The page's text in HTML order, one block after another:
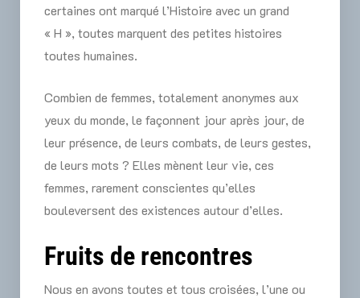
certaines ont marqué l’Histoire avec un grand
« H », toutes marquent des petites histoires
toutes humaines.
Combien de femmes, totalement anonymes aux
yeux du monde, le façonnent jour après jour, de
leur présence, de leurs combats, de leurs gestes,
de leurs mots ? Elles mènent leur vie, ces
femmes, rarement conscientes qu’elles
bouleversent des existences autour d’elles.
Fruits de rencontres
Nous en avons toutes et tous croisées, l’une ou